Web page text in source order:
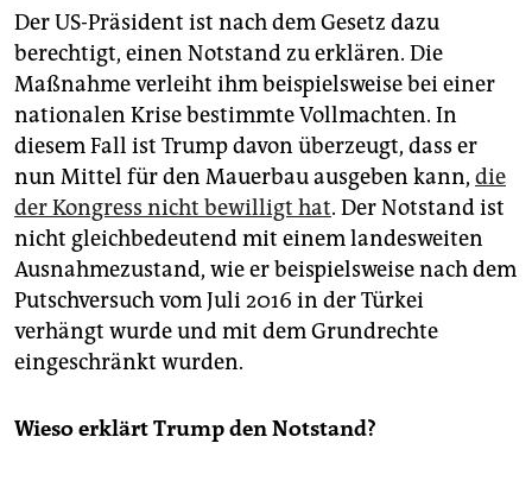
Der US-Präsident ist nach dem Gesetz dazu
berechtigt, einen Notstand zu erklären. Die
Maßnahme verleiht ihm beispielsweise bei einer
nationalen Krise bestimmte Vollmachten. In
diesem Fall ist Trump davon überzeugt, dass er
nun Mittel für den Mauerbau ausgeben kann, die
der Kongress nicht bewilligt hat. Der Notstand ist
nicht gleichbedeutend mit einem landesweiten
Ausnahmezustand, wie er beispielsweise nach dem
Putschversuch vom Juli 2016 in der Türkei
verhängt wurde und mit dem Grundrechte
eingeschränkt wurden.
Wieso erklärt Trump den Notstand?